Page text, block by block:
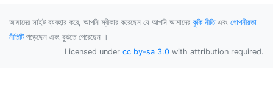
আমাদের সাইট ব্যবহার করে, আপনি স্বীকার করেছেন যে আপনি আমাদের কুকি নীতিএবং গোপনীয়তা
নীতিটি পড়েছেন এবং বুঝতে পেরেছেন ।
Licensed under cc by-sa 3.0 with attribution required.